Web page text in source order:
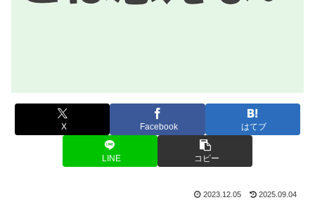
X Facebook はてブ
LINE コピー
2023.12.05 2025.09.04